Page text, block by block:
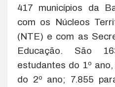
417 municípios da
com os Núcleos
(NTE) e com as
Educação. São
estudantes do 1º
do 2º ano; 7.855